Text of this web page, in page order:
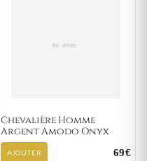
Chevalière Homme
Argent Amodo Onyx
AJOUTER 69€